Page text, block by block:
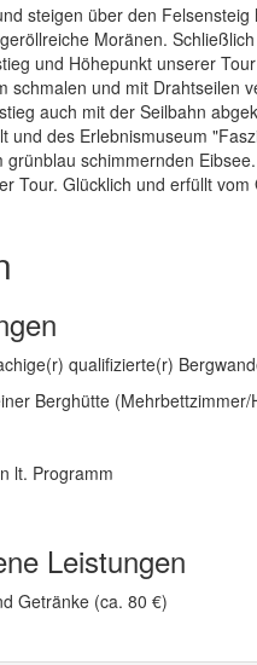
steigen über den
Moränen.
und Höhepunkt unserer
schmalen und mit Drahtseilen
auch mit der Seilbahn
und des Erlebnismuseum
grünblau schimmernden
Tour. Glücklich und erfüllt
qualifizierte(r)
Berghütte (Mehrbettzimmer/
lt. Programm
Leistungen
Getränke (ca. 80 €)